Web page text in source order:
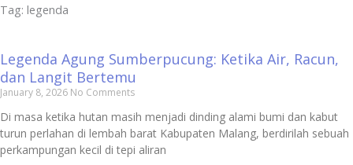
Tag: legenda
Legenda Agung Sumberpucung: Ketika Air, Racun,
dan Langit Bertemu
January 8, 2026 No Comments
Di masa ketika hutan masih menjadi dinding alami bumi dan kabut
turun perlahan di lembah barat Kabupaten Malang, berdirilah sebuah
perkampungan kecil di tepi aliran